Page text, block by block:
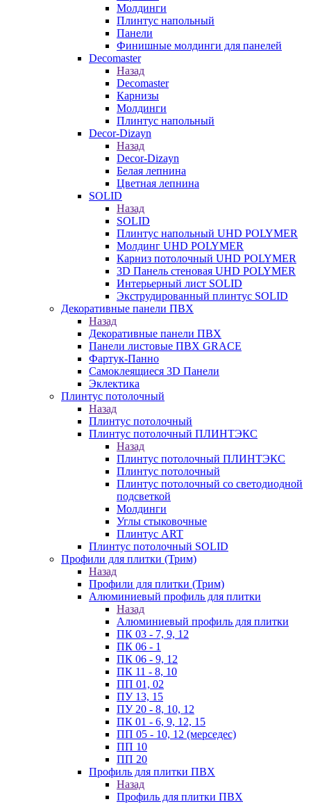
Молдинги
Плинтус напольный
Панели
Финишные молдинги для панелей
Decomaster
Назад
Decomaster
Карнизы
Молдинги
Плинтус напольный
Decor-Dizayn
Назад
Decor-Dizayn
Белая лепнина
Цветная лепнина
SOLID
Назад
SOLID
Плинтус напольный UHD POLYMER
Молдинг UHD POLYMER
Карниз потолочный UHD POLYMER
3D Панель стеновая UHD POLYMER
Интерьерный лист SOLID
Экструдированный плинтус SOLID
Декоративные панели ПВХ
Назад
Декоративные панели ПВХ
Панели листовые ПВХ GRACE
Фартук-Панно
Самоклеящиеся 3D Панели
Эклектика
Плинтус потолочный
Назад
Плинтус потолочный
Плинтус потолочный ПЛИНТЭКС
Назад
Плинтус потолочный ПЛИНТЭКС
Плинтус потолочный
Плинтус потолочный со светодиодной
подсветкой
Молдинги
Углы стыковочные
Плинтус ART
Плинтус потолочный SOLID
Профили для плитки (Трим)
Назад
Профили для плитки (Трим)
Алюминиевый профиль для плитки
Назад
Алюминиевый профиль для плитки
ПК 03 - 7, 9, 12
ПК 06 - 1
ПК 06 - 9, 12
ПК 11 - 8, 10
ПП 01, 02
ПУ 13, 15
ПУ 20 - 8, 10, 12
ПК 01 - 6, 9, 12, 15
ПП 05 - 10, 12 (мерседес)
ПП 10
ПП 20
Профиль для плитки ПВХ
Назад
Профиль для плитки ПВХ